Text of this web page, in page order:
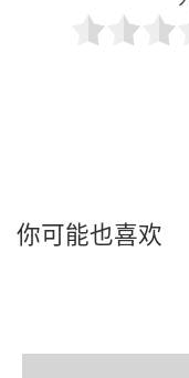
你可能也喜欢